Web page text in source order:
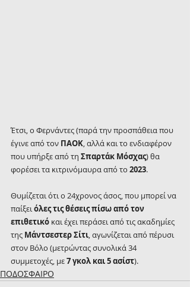
Έτσι, ο Φερνάντες (παρά την προσπάθεια που
έγινε από τον ΠΑΟΚ, αλλά και το ενδιαφέρον
που υπήρξε από τη Σπαρτάκ Μόσχας) θα
φορέσει τα κιτρινόμαυρα από το 2023.
Θυμίζεται ότι ο 24χρονος άσος, που μπορεί να
παίξει όλες τις θέσεις πίσω από τον
επιθετικό και έχει περάσει από τις ακαδημίες
της Μάντσεστερ Σίτι, αγωνίζεται από πέρυσι
στον Βόλο (μετρώντας συνολικά 34
συμμετοχές, με 7 γκολ και 5 ασίστ).
ΠΟΔΟΣΦΑΙΡΟ